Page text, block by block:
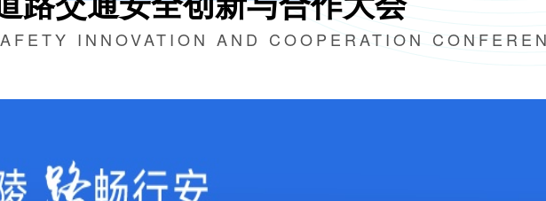
INNOVATION AND COOPERATION